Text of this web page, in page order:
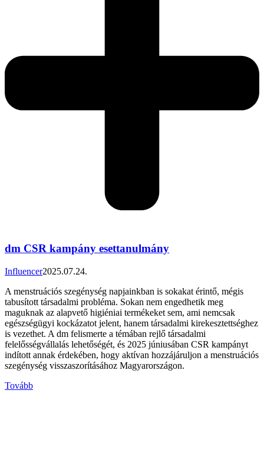
dm CSR kampány esettanulmány
Influencer2025.07.24.
A menstruációs szegénység napjainkban is sokakat érintő, mégis
tabusított társadalmi probléma. Sokan nem engedhetik meg
maguknak az alapvető higiéniai termékeket sem, ami nemcsak
egészségügyi kockázatot jelent, hanem társadalmi kirekesztettséghez
is vezethet. A dm felismerte a témában rejlő társadalmi
felelősségvállalás lehetőségét, és 2025 júniusában CSR kampányt
indított annak érdekében, hogy aktívan hozzájáruljon a menstruációs
szegénység visszaszorításához Magyarországon.
Tovább